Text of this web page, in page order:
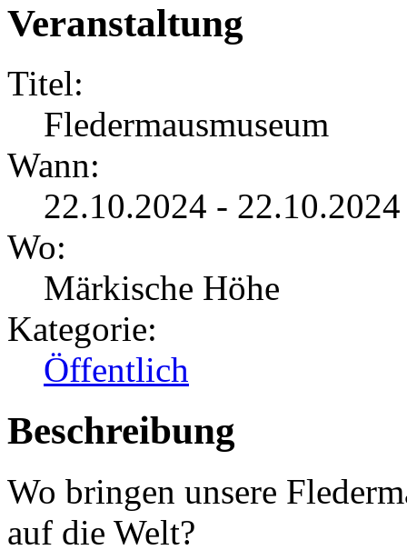
Veranstaltung
Titel:
Fledermausmuseum
Wann:
22.10.2024 -
Wo:
Märkische Höhe
Kategorie:
Öffentlich
Beschreibung
Wo bringen unsere
auf die Welt?